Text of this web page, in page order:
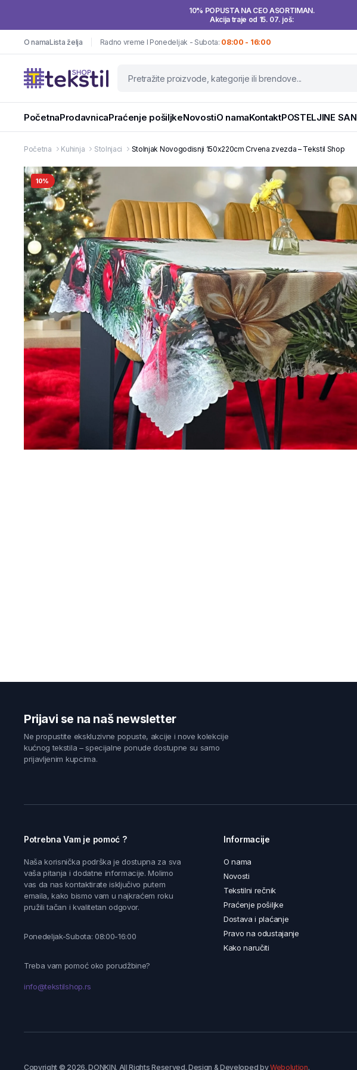
10% POPUSTA NA CEO ASORTIMAN.
Akcija traje od 15. 07. još:
O namaLista želja Radno vreme I Ponedeljak - Subota: 08:00 - 16:00
PočetnaProdavnicaPraćenje pošiljkeNovostiO namaKontaktPOSTELJINE SAN
Početna Kuhinja Stolnjaci Stolnjak Novogodisnji 150x220cm Crvena zvezda – Tekstil Shop
10%
Prijavi se na naš newsletter
Ne propustite ekskluzivne popuste, akcije i nove kolekcije
kućnog tekstila – specijalne ponude dostupne su samo
prijavljenim kupcima.
Potrebna Vam je pomoć ?
Naša korisnička podrška je dostupna za sva
vaša pitanja i dodatne informacije. Molimo
vas da nas kontaktirate isključivo putem
emaila, kako bismo vam u najkraćem roku
pružili tačan i kvalitetan odgovor.
Ponedeljak-Subota: 08:00-16:00
Treba vam pomoć oko porudžbine?
info@tekstilshop.rs
Informacije
O nama
Novosti
Tekstilni rečnik
Praćenje pošiljke
Dostava i plaćanje
Pravo na odustajanje
Kako naručiti
Copyright © 2026. DONKIN. All Rights Reserved. Design & Developed byWebolution.